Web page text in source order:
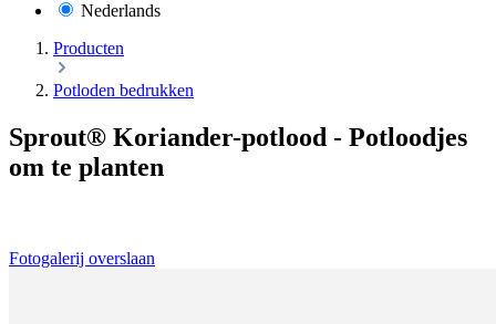
Nederlands
Producten
Potloden bedrukken
Sprout® Koriander-potlood - Potloodjes
om te planten
Fotogalerij overslaan